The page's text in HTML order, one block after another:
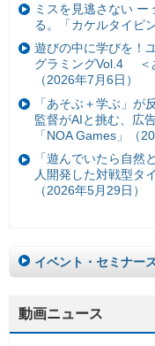
ミスを見逃さない
る。「カケルタイピ
遊びの中に学びを！
グラミングVol.4 ＜
（2026年7月6日）
「あそぶ＋学ぶ」
監督がAIと挑む、広
「NOA Games」（
「遊んでいたら自
人開発した対戦型タ
（2026年5月29日）
イベント・セミナー
動画ニュース